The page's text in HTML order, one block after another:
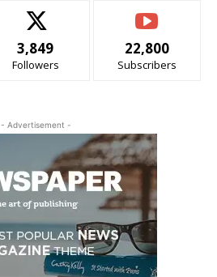
3,849
Followers
22,800
Subscribers
- Advertisement -